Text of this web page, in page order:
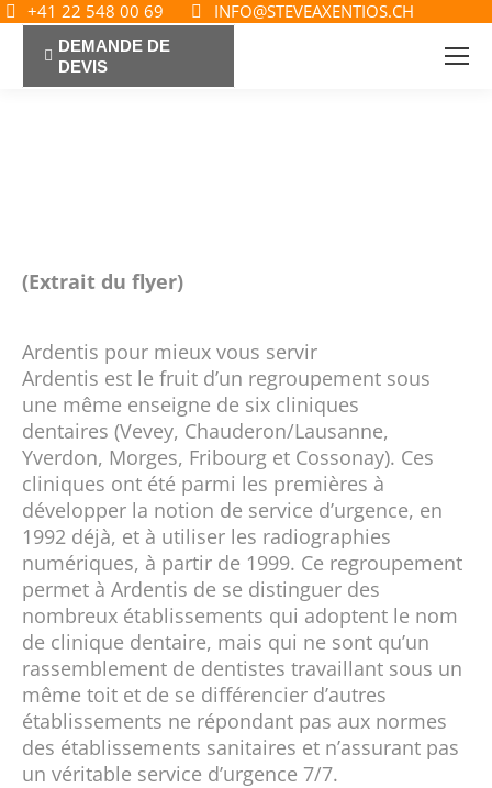
+41 22 548 00 69 INFO@STEVEAXENTIOS.CH
DEMANDE DE
DEVIS
(Extrait du flyer)
Ardentis pour mieux vous servir
Ardentis est le fruit d’un regroupement sous
une même enseigne de six cliniques
dentaires (Vevey, Chauderon/Lausanne,
Yverdon, Morges, Fribourg et Cossonay). Ces
cliniques ont été parmi les premières à
développer la notion de service d’urgence, en
1992 déjà, et à utiliser les radiographies
numériques, à partir de 1999. Ce regroupement
permet à Ardentis de se distinguer des
nombreux établissements qui adoptent le nom
de clinique dentaire, mais qui ne sont qu’un
rassemblement de dentistes travaillant sous un
même toit et de se différencier d’autres
établissements ne répondant pas aux normes
des établissements sanitaires et n’assurant pas
un véritable service d’urgence 7/7.